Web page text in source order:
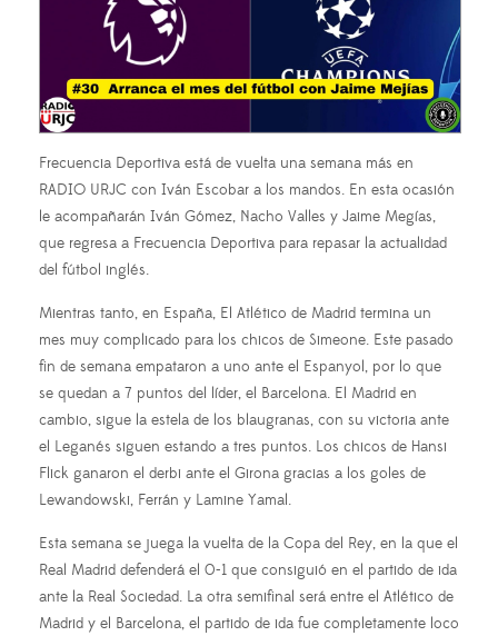
Frecuencia Deportiva está de vuelta una semana más en
RADIO URJC con Iván Escobar a los mandos. En esta ocasión
le acompañarán Iván Gómez, Nacho Valles y Jaime Megías,
que regresa a Frecuencia Deportiva para repasar la actualidad
del fútbol inglés.
Mientras tanto, en España, El Atlético de Madrid termina un
mes muy complicado para los chicos de Simeone. Este pasado
fin de semana empataron a uno ante el Espanyol, por lo que
se quedan a 7 puntos del líder, el Barcelona. El Madrid en
cambio, sigue la estela de los blaugranas, con su victoria ante
el Leganés siguen estando a tres puntos. Los chicos de Hansi
Flick ganaron el derbi ante el Girona gracias a los goles de
Lewandowski, Ferrán y Lamine Yamal.
Esta semana se juega la vuelta de la Copa del Rey, en la que el
Real Madrid defenderá el 0-1 que consiguió en el partido de ida
ante la Real Sociedad. La otra semifinal será entre el Atlético de
Madrid y el Barcelona, el partido de ida fue completamente loco